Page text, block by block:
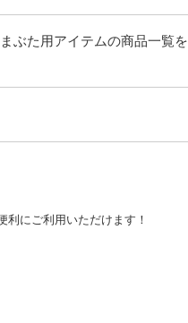
ぶた用アイテムの商品一覧を
にご利用いただけます！